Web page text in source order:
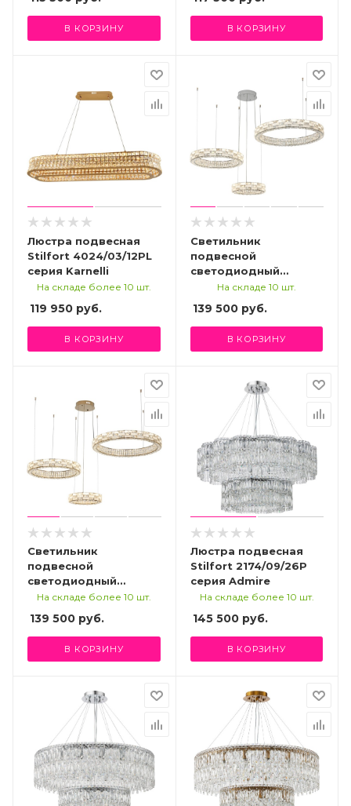
В КОРЗИНУ В КОРЗИНУ
Люстра подвесная
Stilfort 4024/03/12PL
серия Karnelli
На складе более 10 шт.
119 950 руб.
В КОРЗИНУ
Светильник
подвесной
светодиодный
Stilfort 4014/09/03P,
На складе 10 шт.
139 500руб.
В КОРЗИНУ
Светильник
подвесной
светодиодный
Stilfort 4014/03/03P,
На складе более 10 шт.
139 500 руб.
В КОРЗИНУ
Люстра подвесная
Stilfort 2174/09/26P
серия Admire
На складе более 10 шт.
145 500руб.
В КОРЗИНУ